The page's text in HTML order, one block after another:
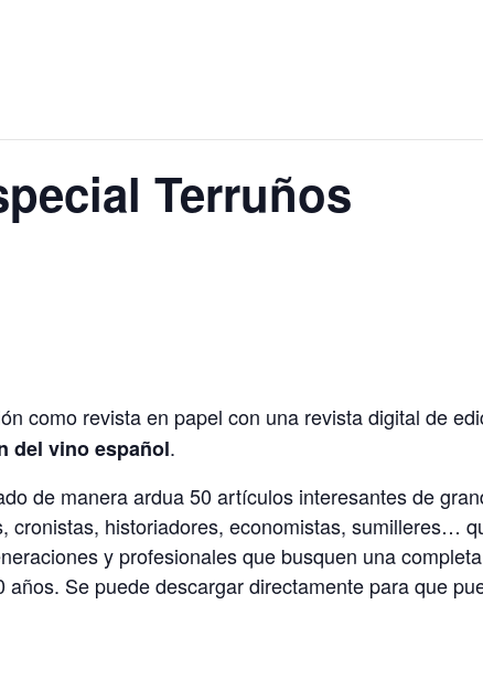
Terruños
como revista en papel con una revista digital de
del vino español.
de manera ardua 50 artículos interesantes de
cronistas, historiadores, economistas, sumilleres…
y profesionales que busquen una
años. Se puede descargar directamente para que